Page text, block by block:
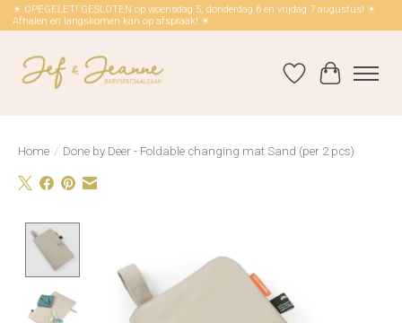
☀ OPEGELET! GESLOTEN op woensdag 5, donderdag 6 en vrijdag 7 augustus! ☀
Afhalen en langskomen kan op afspraak! ☀
Verlanglijst
Home / Done by Deer - Foldable changing mat Sand (per 2 pcs)